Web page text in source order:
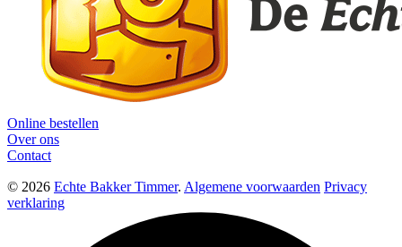
Online bestellen
Over ons
Contact
© 2026 Echte Bakker Timmer. Algemene voorwaarden Privacy
verklaring